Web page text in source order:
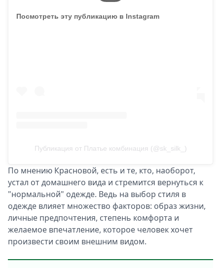
Посмотреть эту публикацию в Instagram
Публикация от Платье комбинация (@sk_silk_)
По мнению Красновой, есть и те, кто, наоборот,
устал от домашнего вида и стремится вернуться к
"нормальной" одежде. Ведь на выбор стиля в
одежде влияет множество факторов: образ жизни,
личные предпочтения, степень комфорта и
желаемое впечатление, которое человек хочет
произвести своим внешним видом.